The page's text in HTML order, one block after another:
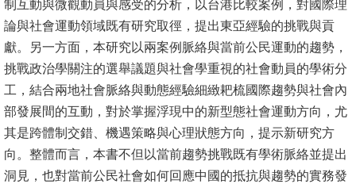
辦
法
及
文
件
心
輔
制互動與微觀動員與感受的分析，以台港比較案例，對國際理
論與社會運動領域既有研究取徑，提出東亞經驗的挑戰與貢
獻。另一方面，本研究以兩案例脈絡與當前公民運動的趨勢，
挑戰政治學關注的選舉議題與社會學重視的社會動員的學術分
工，結合兩地社會脈絡與動態經驗細緻耙梳國際趨勢與社會內
部發展間的互動，對於掌握浮現中的新型態社會運動方向，尤
其是跨體制交錯、機遇策略與心理狀態方向，提示新研究方
向。整體而言，本書不但以當前趨勢挑戰既有學術脈絡並提出
洞見，也對當前公民社會如何回應中國的抵抗與趨勢的實務發